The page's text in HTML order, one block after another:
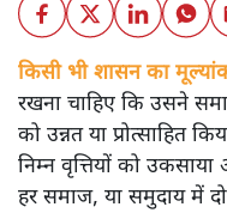
किसी भी शासन का
रखना चाहिए कि उसने
को उन्नत या प्रोत्साहित
निम्न वृत्तियों को
हर समाज, या समुदाय में